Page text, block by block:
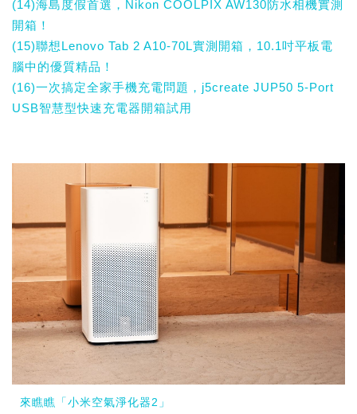
(14)海島度假首選，Nikon COOLPIX AW130防水相機實測
開箱！
(15)聯想Lenovo Tab 2 A10-70L實測開箱，10.1吋平板電
腦中的優質精品！
(16)一次搞定全家手機充電問題，j5create JUP50 5-Port
USB智慧型快速充電器開箱試用
來瞧瞧「小米空氣淨化器2」